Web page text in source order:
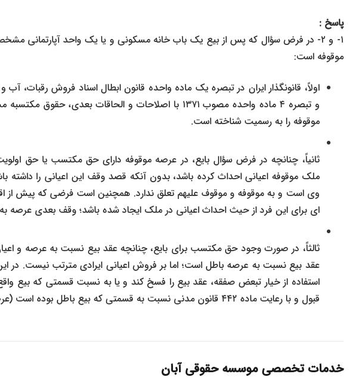
پاسخ :
۱- و ۲- در فرض سؤال که پس از بیع یک باب خانه مسکونی و یا یک واحد ا
پارتمانی
موقوفه است:
اولاً، قانونگذار ایران در تبصره یک ماده واحده قانون ابطال اسناد فروش رقبات، ا
و تبصره ۴ ماده واحده مصوب ۱۳۷۱ با اصلاحات و الحاقات بعدی،
موقوفه را به رسمیت شناخته است.
ثانیاً، چنانچه در فرض سؤال بایع، در عرصه موقوفه دارای حق مکتسب یا حق
ملک موقوفه اعیانی احداث کرده باشد، بدون انکه قصد وقف این اعیانی را داشته
وی است و به موقوفه و موقوف علیهم تعلق ندارد. همچنین است فرضی که پیش از
ای برای این فرد از حیث احداث اعیانی در ملک ایجاد شده باشد؛ وقف بعدی عرصه
ثالثاً، در صورت وجود حق مکتسب برای بایع، چنانچه عقد بیع نسبت به عرصه و
عقد بیع نسبت به عرصه باطل است؛ اما بر فروش اعیانی ایرادی مترتب نیست. در
استفاده از خیار تبعض صفقه، عقد بیع را فسخ کند و یا به نسبت قسمتی که بیع
قبول و با رعایت ماده ۴۴۲ قانون مدنی نسبت به قسمتی که بیع باطل بوده است (عرصه)، ثمن را مسترد کند.
خدمات تخصصی موسسه حقوقی آبان